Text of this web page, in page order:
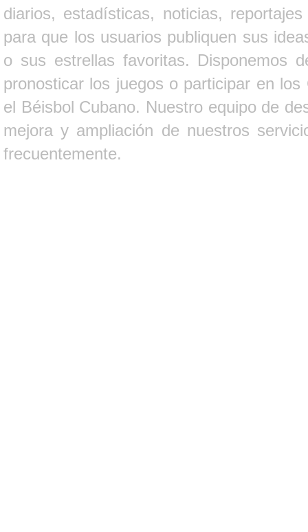
diarios, estadísticas, noticias,
para que los usuarios publiquen sus
o sus estrellas favoritas. Disponemos
pronosticar los juegos o participar en
el Béisbol Cubano. Nuestro equipo de
mejora y ampliación de nuestros
frecuentemente.